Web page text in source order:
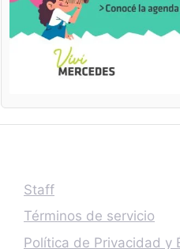
Staff
Términos de servicio
Política de Privacidad y